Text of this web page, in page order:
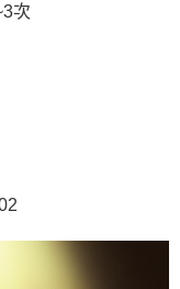
次